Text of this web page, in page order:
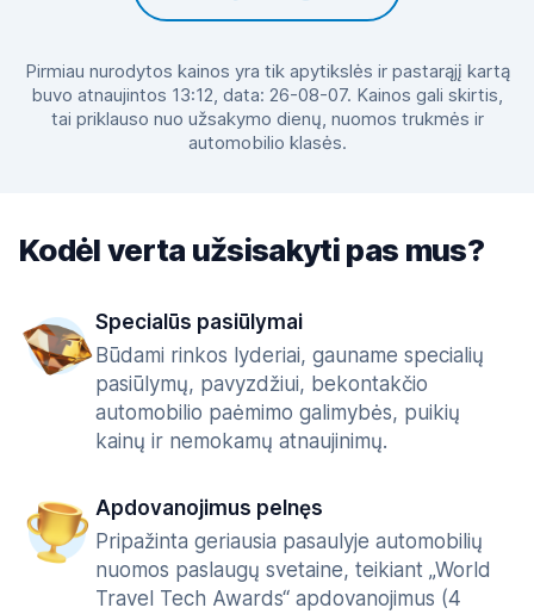
Pirmiau nurodytos kainos yra tik apytikslės ir pastarąjį kartą
buvo atnaujintos 13:12, data: 26-08-07. Kainos gali skirtis,
tai priklauso nuo užsakymo dienų, nuomos trukmės ir
automobilio klasės.
Kodėl verta užsisakyti pas mus?
Specialūs pasiūlymai
Būdami rinkos lyderiai, gauname specialių
pasiūlymų, pavyzdžiui, bekontakčio
automobilio paėmimo galimybės, puikių
kainų ir nemokamų atnaujinimų.
Apdovanojimus pelnęs
Pripažinta geriausia pasaulyje automobilių
nuomos paslaugų svetaine, teikiant „World
Travel Tech Awards“ apdovanojimus (4